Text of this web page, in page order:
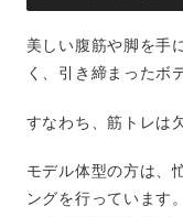
美しい腹筋や脚を手
く、引き締まったボ
すなわち、筋トレは
モデル体型の方は、
ングを行っています